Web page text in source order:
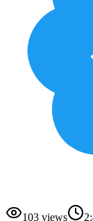
103 views